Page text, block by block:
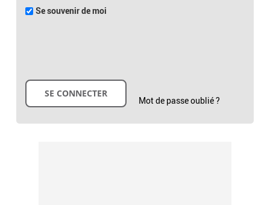
Se souvenir de moi
Mot de passe oublié ?